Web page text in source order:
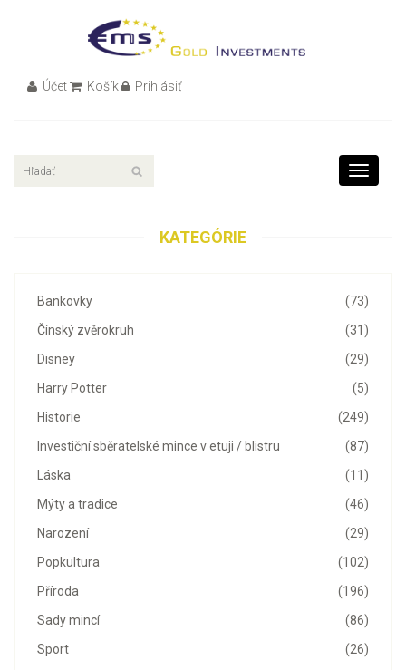
Účet Košík Prihlásiť
Toggle
KATEGÓRIE
(73)
Bankovky
(31)
Čínský zvěrokruh
(29)
Disney
(5)
Harry Potter
(249)
Historie
(87)
Investiční sběratelské mince v etuji / blistru
(11)
Láska
(46)
Mýty a tradice
(29)
Narození
(102)
Popkultura
(196)
Příroda
(86)
Sady mincí
(26)
Sport